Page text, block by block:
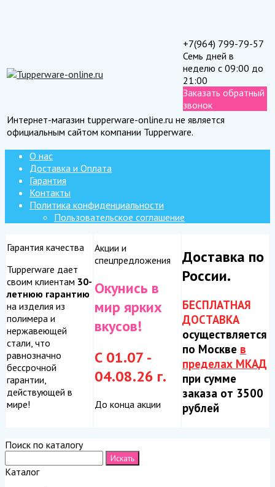
+7(964) 799-79-57
Семь дней в
неделю с 09:00 до
21:00
Заказать обратный
звонок
Интернет-магазин tupperware-online.ru не является
официальным сайтом компании Tupperware.
О нас
Доставка и Оплата
Гарантия
Контакты
Политика конфиденциальности
Пользовательское соглашение
Гарантия качества
Tupperware дает
своим клиентам 30-
летнюю гарантию
на изделия из
полимера и
нержавеющей
стали, что
равнозначно
бессрочной
гарантии,
действующей в
мире!
Акции и
спецпредложения
Окунись в
мир ярких
вкусов!
С 01.07 -
04.08.26 г.
До конца акции
Доставка по
России.
БЕСПЛАТНАЯ
ДОСТАВКА
осуществляется
по Москве в
пределах МКАД
при сумме
заказа от 3500
рублей
Поиск по каталогу
Каталог